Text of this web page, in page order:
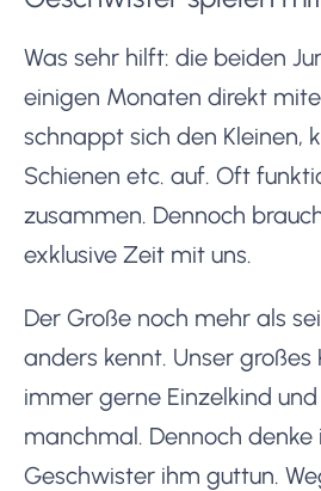
Was sehr hilft: die beiden
einigen Monaten direkt
schnappt sich den Kleinen,
Schienen etc. auf. Oft
zusammen. Dennoch
exklusive Zeit mit uns.
Der Große noch mehr als
anders kennt. Unser großes
immer gerne Einzelkind
manchmal. Dennoch denke
Geschwister ihm guttun.